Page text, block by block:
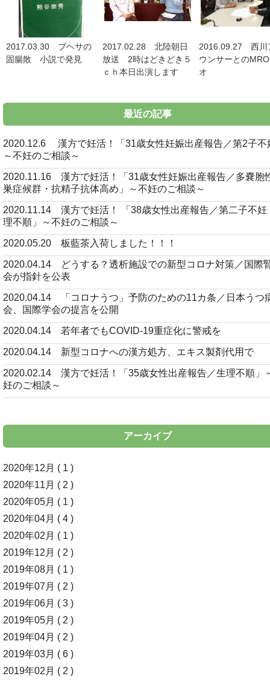
2017.03.30 ブヘサの
固腸散 小説で発見
2017.02.28 北陸朝日
放送 2時はどきどき５
ｃｈ本日出演します
2016.09.27 西川
ウンサーとの
オ
最近の記事
2020.12.6 漢方で妊活！「31歳女性妊娠出産報告／第2子不
～不妊のご相談～
2020.11.16 漢方で妊活！「31歳女性妊娠出産報告／多嚢胞
巣症候群・抗精子抗体高め」～不妊のご相談～
2020.11.14 漢方で妊活！ 「38歳女性出産報告／第二子不妊
理不順」～不妊のご相談～
2020.05.20 板藍茶入荷しました！！！
2020.04.14 どうする？透析施設での新型コロナ対策／国際
会が指針を公表
2020.04.14 「コロナうつ」予防のための11カ条／日本うつ
会、国際学会の提言を公開
2020.04.14 若年者でもCOVID-19重症化に警戒を
2020.04.14 新型コロナへの漢方処方、エキス製剤代用で
2020.02.14 漢方で妊活！「35歳女性出産報告／生理不順」
妊のご相談～
アーカイブ
2020年12月 ( 1 )
2020年11月 ( 2 )
2020年05月 ( 1 )
2020年04月 ( 4 )
2020年02月 ( 1 )
2019年12月 ( 2 )
2019年08月 ( 1 )
2019年07月 ( 2 )
2019年06月 ( 3 )
2019年05月 ( 2 )
2019年04月 ( 2 )
2019年03月 ( 6 )
2019年02月 ( 2 )